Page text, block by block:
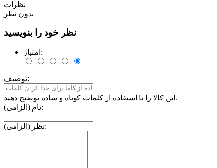
نظرات
بدون نظر
نظر خود را بنویسید
امتیاز:
توصیف:
این کالا را با استفاده از کلمات کوتاه و ساده توضیح دهید.
نام (الزامی):
نظر (الزامی):